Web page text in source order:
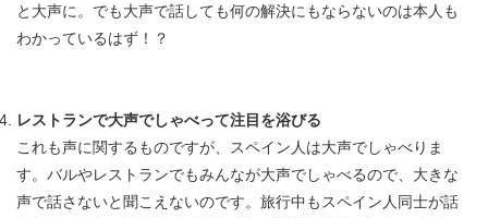
と大声に。でも大声で話しても何の解決にもならないのは本人も
わかっているはず！？
レストランで大声でしゃべって注目を浴びる
これも声に関するものですが、スペイン人は大声でしゃべりま
す。バルやレストランでもみんなが大声でしゃべるので、大きな
声で話さないと聞こえないのです。旅行中もスペイン人同士が話